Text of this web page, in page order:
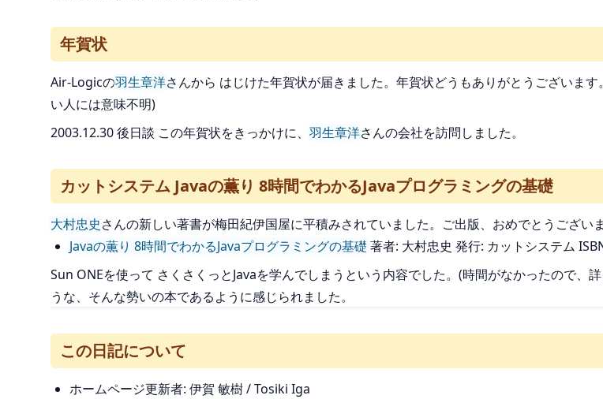
年賀状
Air-Logicの羽生章洋さんから はじけた年賀状が届きました。年賀状どうもありがとうございま
い人には意味不明)
2003.12.30 後日談 この年賀状をきっかけに、 羽生章洋さんの会社を訪問しました。
カットシステム Javaの薫り 8時間でわかるJavaプログラミングの基礎
大村忠史さんの新しい著書が梅田紀伊国屋に平積みされていました。ご出版、おめでとうございま
Javaの薫り 8時間でわかるJavaプログラミングの基礎 著者: 大村忠史 発行: カットシステム
Sun ONEを使って さくさくっとJavaを学んでしまうという内容でした。(時間がなかったので
うな、そんな勢いの本であるように感じられました。
この日記について
ホームページ更新者: 伊賀 敏樹 / Tosiki Iga